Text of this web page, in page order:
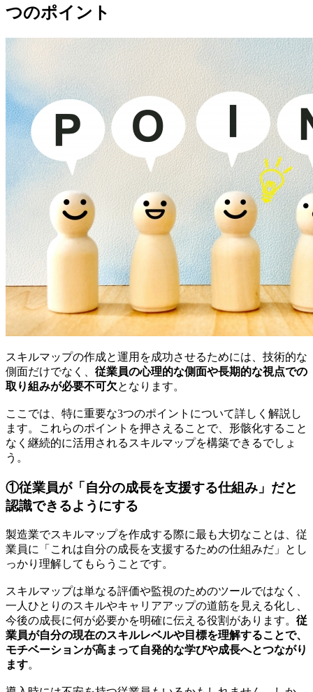
つのポイント
スキルマップの作成と運用を成功させるためには、技術的な
側面だけでなく、 従業員の心理的な側面や長期的な視点での
取り組みが必要不可欠となります。
ここでは、特に重要な3つのポイントについて詳しく解説し
ます。これらのポイントを押さえることで、形骸化すること
なく継続的に活用されるスキルマップを構築できるでしょ
う。
①従業員が「自分の成長を支援する仕組み」だと
認識できるようにする
製造業でスキルマップを作成する際に最も大切なことは、従
業員に「これは自分の成長を支援するための仕組みだ」とし
っかり理解してもらうことです。
スキルマップは単なる評価や監視のためのツールではなく、
一人ひとりのスキルやキャリアアップの道筋を見える化し、
今後の成長に何が必要かを明確に伝える役割があります。 従
業員が自分の現在のスキルレベルや目標を理解することで、
モチベーションが高まって自発的な学びや成長へとつながり
ます。